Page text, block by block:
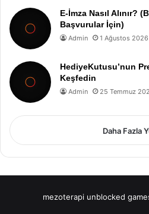
E-İmza Nasıl Alınır?
Başvurular İçin)
Admin 1 Ağustos 2026
HediyeKutusu’nun
Keşfedin
Admin 25 Temmuz
Daha Fazla
mezoterapi unblocked